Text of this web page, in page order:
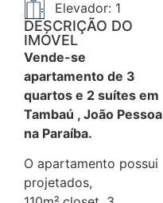
Elevador: 1
DESCRIÇÃO DO
IMÓVEL
Vende-se
apartamento de 3
quartos e 2 suítes em
Tambaú , João Pessoa
na Paraíba.
O apartamento possui
projetados,